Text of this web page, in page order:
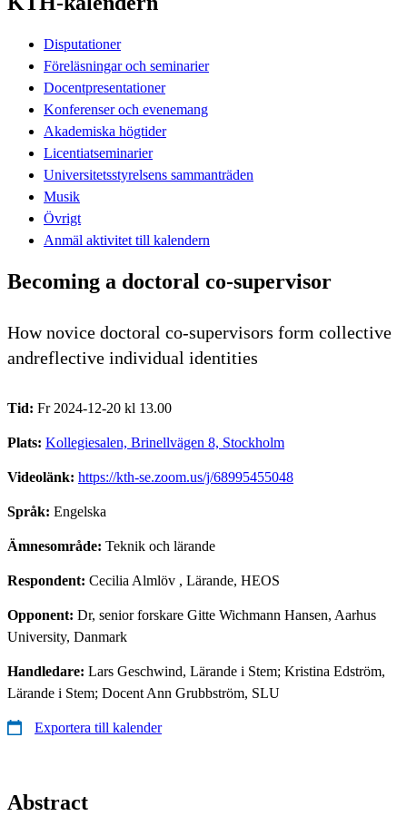
Disputationer
Föreläsningar och seminarier
Docentpresentationer
Konferenser och evenemang
Akademiska högtider
Licentiatseminarier
Universitetsstyrelsens sammanträden
Musik
Övrigt
Anmäl aktivitet till kalendern
Becoming a doctoral co-supervisor
How novice doctoral co-supervisors form collective
andreflective individual identities
Tid: Fr 2024-12-20 kl 13.00
Plats: Kollegiesalen, Brinellvägen 8, Stockholm
Videolänk: https://kth-se.zoom.us/j/68995455048
Språk: Engelska
Ämnesområde: Teknik och lärande
Respondent: Cecilia Almlöv , Lärande, HEOS
Opponent: Dr, senior forskare Gitte Wichmann Hansen, Aarhus
University, Danmark
Handledare: Lars Geschwind, Lärande i Stem; Kristina Edström,
Lärande i Stem; Docent Ann Grubbström, SLU
Exportera till kalender
Abstract